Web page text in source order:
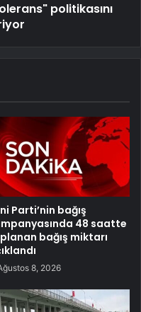
politikasını
Parti’nin bağış
48 saatte
bağış miktarı
8, 2026